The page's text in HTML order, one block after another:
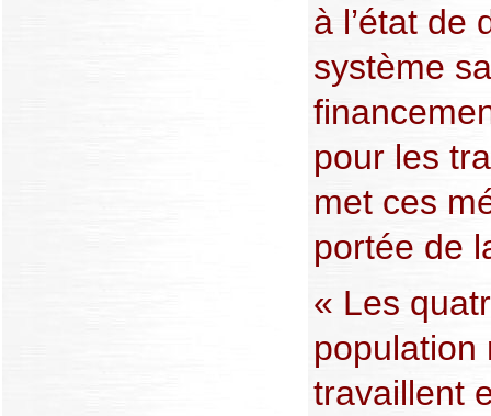
à l’état de
système
pour les
met ces
portée de
« Les
population
travaillent